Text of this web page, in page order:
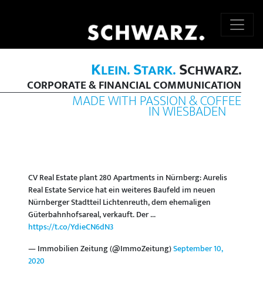
KLEIN.STARK.SCHWARZ.
CORPORATE & FINANCIAL COMMUNICATION
MADE WITH PASSION & COFFEE
IN WIESBADEN
CV Real Estate plant 280 Apartments in Nürnberg: Aurelis
Real Estate Service hat ein weiteres Baufeld im neuen
Nürnberger Stadtteil Lichtenreuth, dem ehemaligen
Güterbahnhofsareal, verkauft. Der ...
https://t.co/YdieCN6dN3
— Immobilien Zeitung (@ImmoZeitung)September 10,
2020